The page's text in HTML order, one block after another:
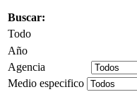
Buscar:
Todo
Año
Agencia
Medio especifico